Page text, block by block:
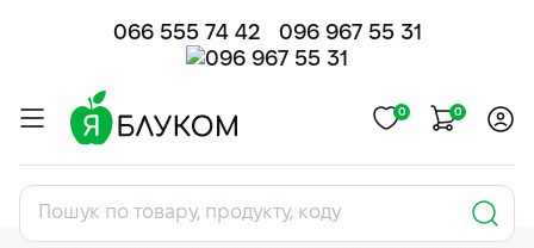
066 555 74 42 096 967 55 31
0 0